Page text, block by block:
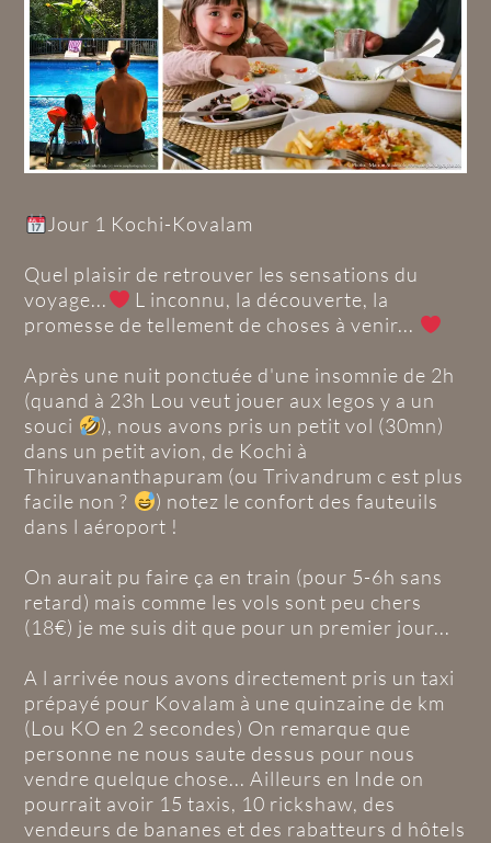
Jour 1 Kochi-Kovalam
Quel plaisir de retrouver les sensations du
voyage...
L inconnu, la découverte, la
promesse de tellement de choses à venir...
Après une nuit ponctuée d'une insomnie de 2h
(quand à 23h Lou veut jouer aux legos y a un
souci
), nous avons pris un petit vol (30mn)
dans un petit avion, de Kochi à
Thiruvananthapuram (ou Trivandrum c est plus
facile non ?
) notez le confort des fauteuils
dans l aéroport !
On aurait pu faire ça en train (pour 5-6h sans
retard) mais comme les vols sont peu chers
(18€) je me suis dit que pour un premier jour...
A l arrivée nous avons directement pris un taxi
prépayé pour Kovalam à une quinzaine de km
(Lou KO en 2 secondes) On remarque que
personne ne nous saute dessus pour nous
vendre quelque chose... Ailleurs en Inde on
pourrait avoir 15 taxis, 10 rickshaw, des
vendeurs de bananes et des rabatteurs d hôtels